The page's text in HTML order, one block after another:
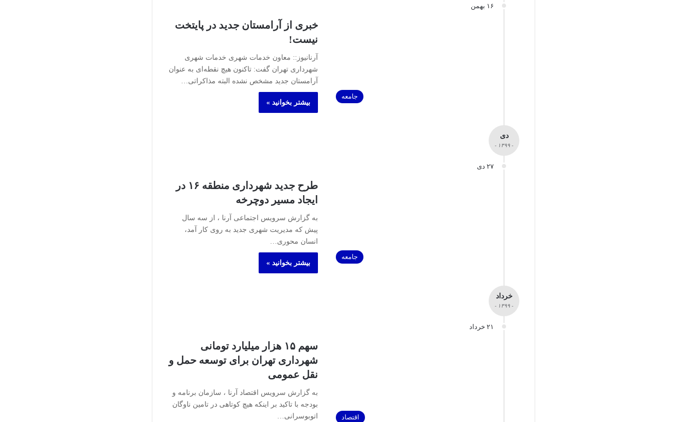
۱۶ بهمن
جامعه
خبری از آرامستان جدید در پایتخت
نیست!
آرنانیوز:: معاون خدمات شهری خدمات شهری
شهرداری تهران گفت:‌ تاکنون هیچ نقطه‌ای به عنوان
آرامستان جدید مشخص نشده البته مذاکراتی…
بیشتر بخوانید »
دی
- ۱۳۹۹ -
۲۷ دی
جامعه
طرح جدید شهرداری منطقه ۱۶ در
ایجاد مسیر دوچرخه
به گزارش سرویس اجتماعی آرنا ، از سه سال
پیش که مدیریت شهری جدید به روی کار آمد،
انسان محوری…
بیشتر بخوانید »
خرداد
- ۱۳۹۹ -
۲۱ خرداد
اقتصاد
سهم ۱۵ هزار میلیارد تومانی
شهرداری تهران برای توسعه حمل و
نقل عمومی
به گزارش سرویس اقتصاد آرنا ، سازمان برنامه و
بودجه با تاکید بر اینکه هیچ کوتاهی در تامین ناوگان
اتوبوسرانی…